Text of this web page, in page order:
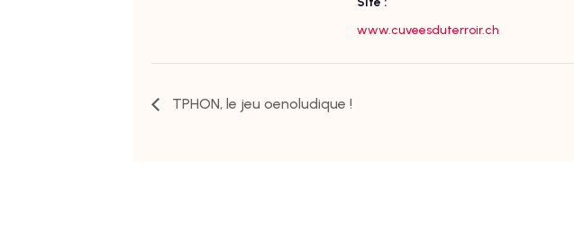
www.cuveesduterroir.ch
TPHON, le jeu oenoludique !